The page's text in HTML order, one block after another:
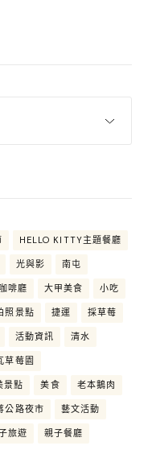
HELLO KITTY主題餐廳
光與影 南屯
啡廳 大甲美食 小吃
照景點 捷運 採草莓
活動資訊 清水
草莓園
景點 美食 老本鵝肉
公路夜市 藝文活動
旅遊 親子餐廳